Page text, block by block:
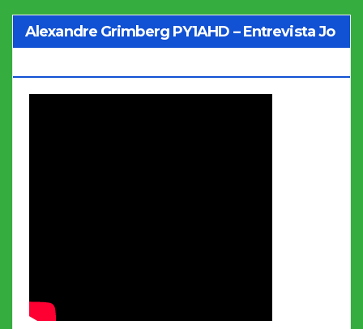
Alexandre Grimberg PY1AHD – Entrevista Jo